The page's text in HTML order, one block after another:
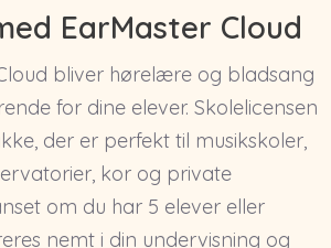
EarMaster Cloud
bliver hørelære og bladsang
for dine elever. Skolelicensen
der er perfekt til musikskoler,
kor og private
om du har 5 elever eller
nemt i din undervisning og